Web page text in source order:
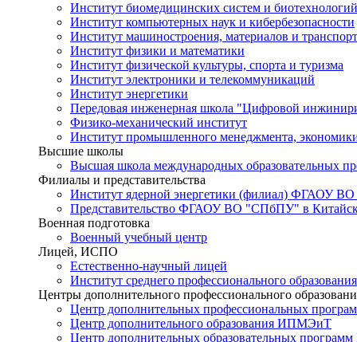
Институт биомедицинских систем и биотехнологий
Институт компьютерных наук и кибербезопасности
Институт машиностроения, материалов и
Институт физики и математики
Институт физической культуры, спорта и туризма
Институт электроники и телекоммуникаций
Институт энергетики
Передовая инженерная школа "Цифровой
Физико-механический институт
Институт промышленного менеджмента,
Высшие школы
Высшая школа международных образовательных
Филиалы и представительства
Институт ядерной энергетики (филиал) ФГАОУ
Представительство ФГАОУ ВО "СПбПУ" в
Военная подготовка
Военный учебный центр
Лицей, ИСПО
Естественно-научный лицей
Институт среднего профессионального образования
Центры дополнительного профессионального
Центр дополнительных профессиональных
Центр дополнительного образования ИПМЭиТ
Центр дополнительных образовательных